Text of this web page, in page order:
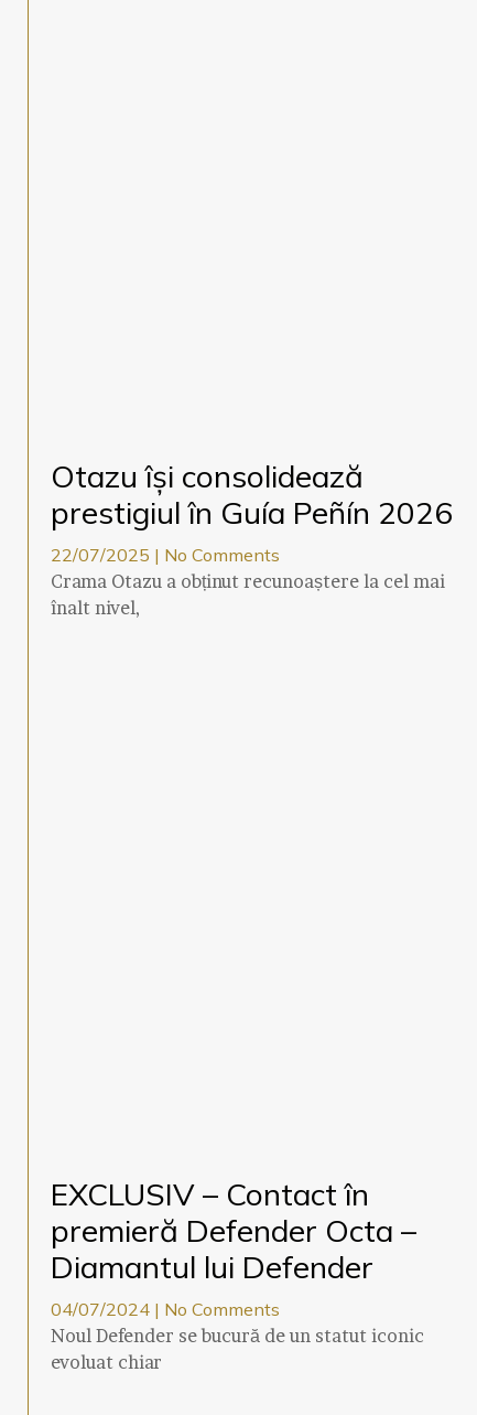
Otazu își consolidează
prestigiul în Guía Peñín 2026
22/07/2025
No Comments
Crama Otazu a obținut recunoaștere la cel mai
înalt nivel,
EXCLUSIV – Contact în
premieră Defender Octa –
Diamantul lui Defender
04/07/2024
No Comments
Noul Defender se bucură de un statut iconic
evoluat chiar